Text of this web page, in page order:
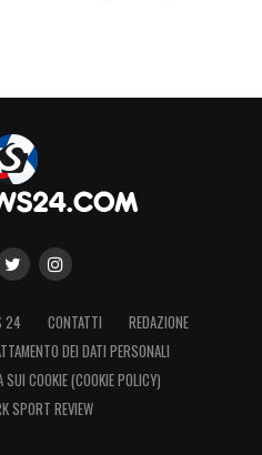
24 CONTATTI
REDAZIONE
DEI DATI PERSONALI
SUI COOKIE (COOKIE POLICY)
SPORT REVIEW